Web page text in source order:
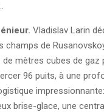
Vladislav Larin
champs de
de mètres cubes de
96 puits, à une
brise-glace, une